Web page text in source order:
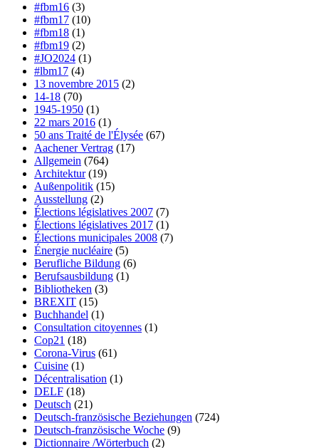
#fbm16 (3)
#fbm17 (10)
#fbm18 (1)
#fbm19 (2)
#JO2024 (1)
#lbm17 (4)
13 novembre 2015 (2)
14-18 (70)
1945-1950 (1)
22 mars 2016 (1)
50 ans Traité de l'Élysée (67)
Aachener Vertrag (17)
Allgemein (764)
Architektur(19)
Außenpolitik (15)
Ausstellung (2)
Élections législatives 2007 (7)
Élections législatives 2017 (1)
Élections municipales 2008 (7)
Énergie nucléaire (5)
Berufliche Bildung (6)
Berufsausbildung (1)
Bibliotheken (3)
BREXIT (15)
Buchhandel (1)
Consultation citoyennes (1)
Cop21 (18)
Corona-Virus (61)
Cuisine (1)
Décentralisation (1)
DELF (18)
Deutsch (21)
Deutsch-französische Beziehungen (724)
Deutsch-französische Woche (9)
Dictionnaire /Wörterbuch (2)